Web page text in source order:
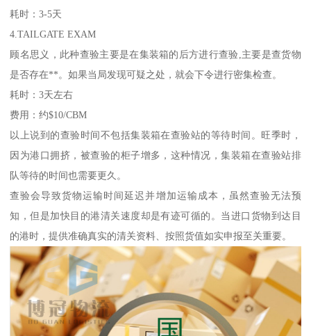
耗时：3-5天
4.TAILGATE EXAM
顾名思义，此种查验主要是在集装箱的后方进行查验,主要是查货物
是否存在**。如果当局发现可疑之处，就会下令进行密集检查。
耗时：3天左右
费用：约$10/CBM
以上说到的查验时间不包括集装箱在查验站的等待时间。旺季时，
因为港口拥挤，被查验的柜子增多，这种情况，集装箱在查验站排
队等待的时间也需要更久。
查验会导致货物运输时间延迟并增加运输成本，虽然查验无法预
知，但是加快目的港清关速度却是有迹可循的。当进口货物到达目
的港时，提供准确真实的清关资料、按照货值如实申报至关重要。